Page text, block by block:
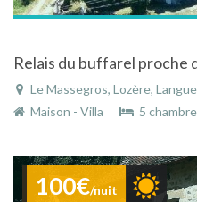
Le Massegros, Lozère,
Maison - Villa
5
100€/nuit